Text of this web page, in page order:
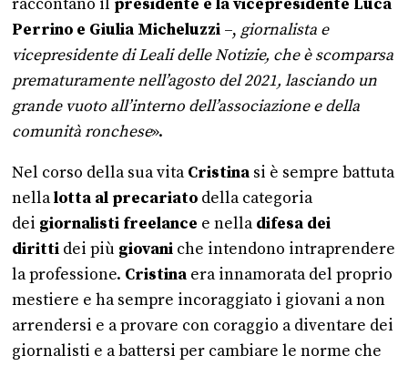
raccontano il presidente e la vicepresidente Luca
Perrino e Giulia Micheluzzi –, giornalista e
vicepresidente di Leali delle Notizie, che è scomparsa
prematuramente nell’agosto del 2021, lasciando un
grande vuoto all’interno dell’associazione e della
comunità ronchese».
Nel corso della sua vitaCristina si è sempre battuta
nellalotta al precariato della categoria
dei giornalisti freelance e nelladifesa dei
diritti dei più giovani che intendono intraprendere
la professione. Cristina era innamorata del proprio
mestiere e ha sempre incoraggiato i giovani a non
arrendersi e a provare con coraggio a diventare dei
giornalisti e a battersi per cambiare le norme che